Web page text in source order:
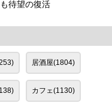
待望の復活
居酒屋(1804)
カフェ(1130)